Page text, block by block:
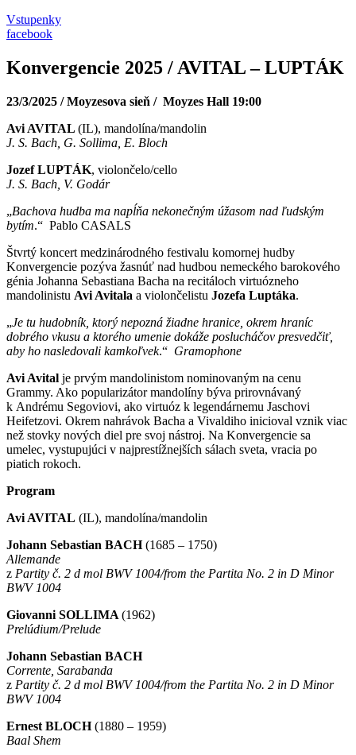
Vstupenky
facebook
Konvergencie 2025 / AVITAL – LUPTÁK
23/3/2025 / Moyzesova sieň / Moyzes Hall 19:00
Avi AVITAL (IL), mandolína/mandolin
J. S. Bach, G. Sollima, E. Bloch
Jozef LUPTÁK, violončelo/cello
J. S. Bach, V. Godár
„Bachova hudba ma napĺňa nekonečným úžasom nad ľudským
bytím.“ Pablo CASALS
Štvrtý koncert medzinárodného festivalu komornej hudby
Konvergencie pozýva žasnúť nad hudbou nemeckého barokového
génia Johanna Sebastiana Bacha na recitáloch virtuózneho
mandolinistu Avi Avitala a violončelistu Jozefa Luptáka.
„Je tu hudobník, ktorý nepozná žiadne hranice, okrem hraníc
dobrého vkusu a ktorého umenie dokáže poslucháčov presvedčiť,
aby ho nasledovali kamkoľvek.“ Gramophone
Avi Avital je prvým mandolinistom nominovaným na cenu
Grammy. Ako popularizátor mandolíny býva prirovnávaný
k Andrému Segoviovi, ako virtuóz k legendárnemu Jaschovi
Heifetzovi. Okrem nahrávok Bacha a Vivaldiho inicioval vznik viac
než stovky nových diel pre svoj nástroj. Na Konvergencie sa
umelec, vystupujúci v najprestížnejších sálach sveta, vracia po
piatich rokoch.
Program
Avi AVITAL (IL), mandolína/mandolin
Johann Sebastian BACH(1685 – 1750)
Allemande
z Partity č. 2 d mol BWV 1004/from the Partita No. 2 in D Minor
BWV 1004
Giovanni SOLLIMA (1962)
Prelúdium/Prelude
Johann Sebastian BACH
Corrente, Sarabanda
z Partity č. 2 d mol BWV 1004/from the Partita No. 2 in D Minor
BWV 1004
Ernest BLOCH(1880 – 1959)
Baal Shem